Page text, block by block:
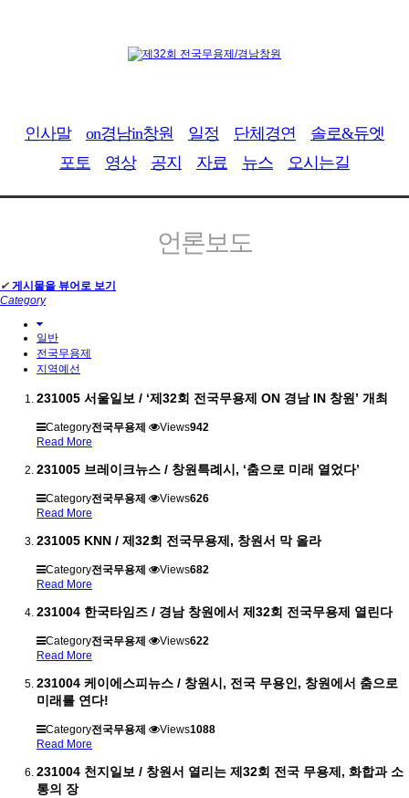
인사말 on경남in창원 일정 단체경연
솔로&듀엣
포토
영상 공지 자료 뉴스 오시는길
언론보도
✔ 게시물을 뷰어로 보기
Category
일반
전국무용제
지역예선
231005 서울일보 / ‘제32회 전국무용제 ON 경남 IN 창원’ 개최
Category전국무용제 Views942
Read More
231005 브레이크뉴스 / 창원특례시, ‘춤으로 미래 열었다’
Category전국무용제 Views626
Read More
231005 KNN / 제32회 전국무용제, 창원서 막 올라
Category전국무용제 Views682
Read More
231004 한국타임즈 / 경남 창원에서 제32회 전국무용제 열린다
Category전국무용제 Views622
Read More
231004 케이에스피뉴스 / 창원시, 전국 무용인, 창원에서 춤으로
미래를 연다!
Category전국무용제 Views1088
Read More
231004 천지일보 / 창원서 열리는 제32회 전국 무용제, 화합과 소
통의 장